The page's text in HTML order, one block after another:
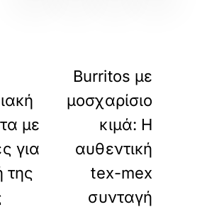
με
για
της
Burritos με
μοσχαρίσιο
κιμά: Η
αυθεντική
tex-mex
συνταγή